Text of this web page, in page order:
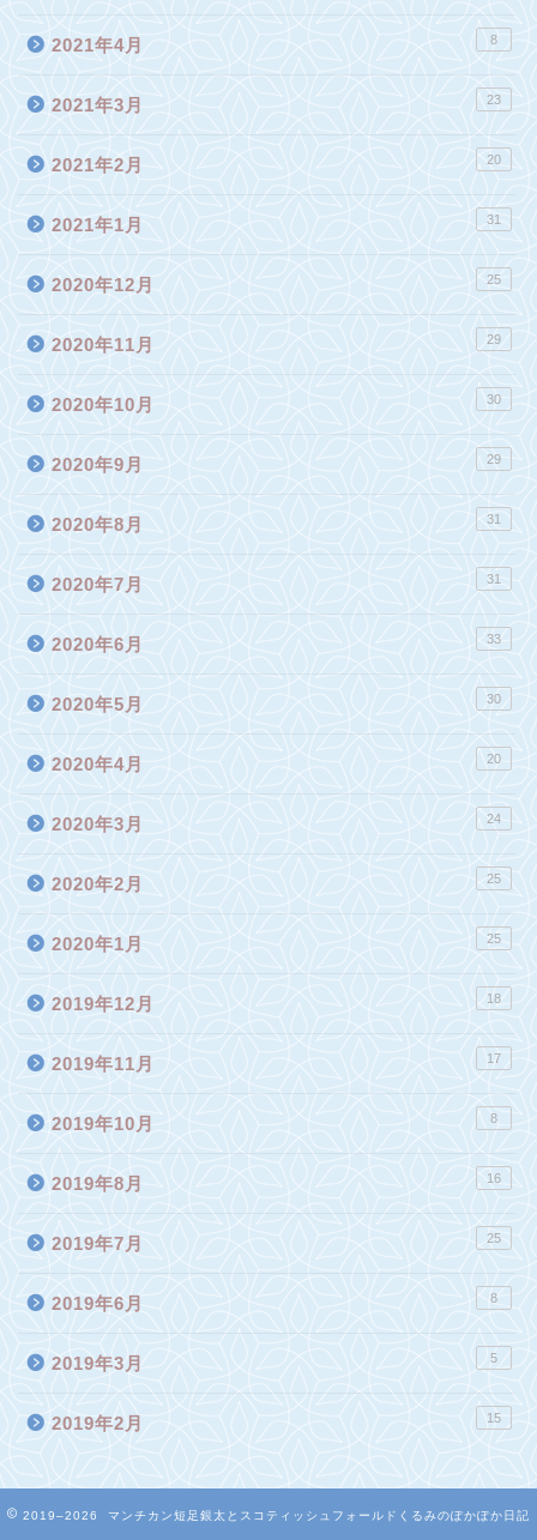
2021年4月 8
2021年3月 23
2021年2月 20
2021年1月 31
2020年12月 25
2020年11月 29
2020年10月 30
2020年9月 29
2020年8月 31
2020年7月 31
2020年6月 33
2020年5月 30
2020年4月 20
2020年3月 24
2020年2月 25
2020年1月 25
2019年12月 18
2019年11月 17
2019年10月 8
2019年8月 16
2019年7月 25
2019年6月 8
2019年3月 5
2019年2月 15
2019–2026 マンチカン短足銀太とスコティッシュフォールドくるみのぽかぽか日記